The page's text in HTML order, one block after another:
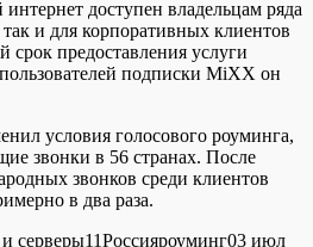
доступен владельцам ряда
и для корпоративных клиентов
срок предоставления услуги
подписки MiXX он
условия голосового роуминга,
звонки в 56 странах. После
звонков среди клиентов
в два раза.
серверы11Россияроуминг03 июл